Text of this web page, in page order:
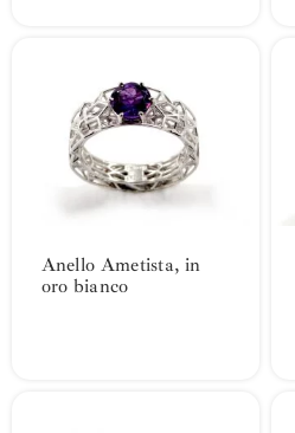
Anello Ametista, in
oro bianco